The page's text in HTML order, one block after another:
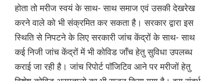
होता तो मरीज स्वयं के साथ- साथ समाज एवं उसकी देखरेख
करने वाले को भी संक्रमित कर सकता है। सरकार द्वारा इस
स्थिति से निपटने के लिए सरकारी जांच केंद्रों के साथ- साथ
कई निजी जांच केंद्रों में भी कोविड जाँच हेतु सुविधा उपलब्ध
कराई जा रही है। जांच रिपोर्ट पॉजिटिव आने पर मरीजों हेतु